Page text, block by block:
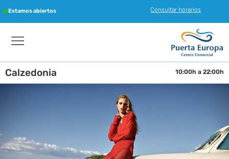
Estamos abiertos Consultar horarios
Calzedonia 10:00h a 22:00h